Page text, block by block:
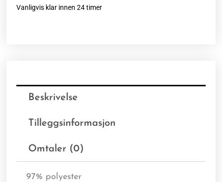
Vanligvis klar innen 24 timer
Beskrivelse
Tilleggsinformasjon
Omtaler (0)
97% polyester